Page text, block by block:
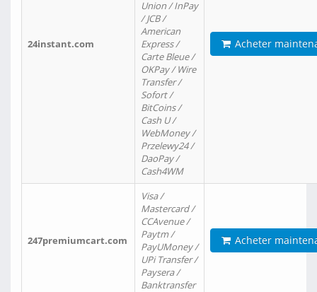
24instant.com
Union / InPay
/ JCB /
American
Express /
Carte Bleue /
OKPay / Wire
Transfer /
Sofort /
BitCoins /
Cash U /
WebMoney /
Przelewy24 /
DaoPay /
Cash4WM
Acheter
247premiumcart.com
Visa /
Mastercard /
CCAvenue /
Paytm /
PayUMoney /
UPi Transfer /
Paysera /
Banktransfer
Acheter